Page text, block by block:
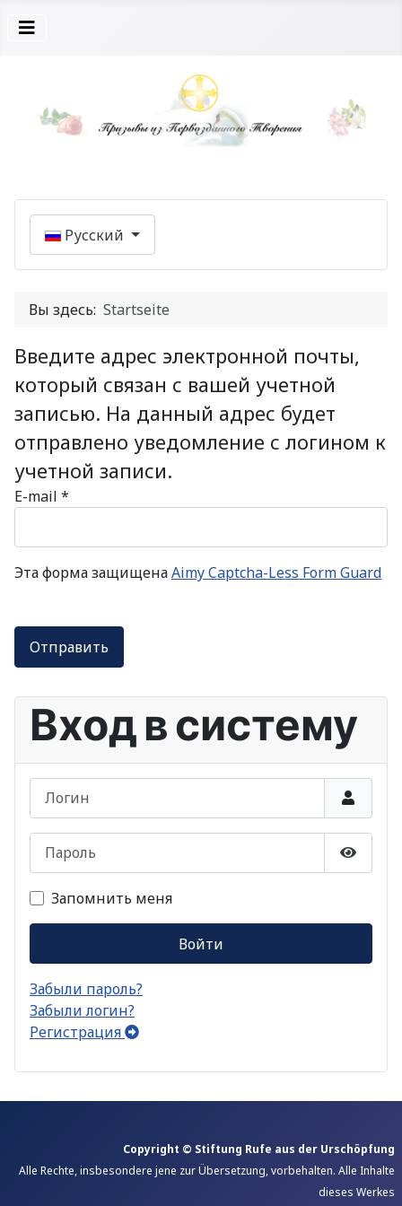
Русский
Вы здесь: Startseite
Введите адрес электронной почты,
который связан с вашей учетной
записью. На данный адрес будет
отправлено уведомление с логином к
учетной записи.
E-mail *
Эта форма защищенаAimy Captcha-Less Form Guard
Отправить
Вход в систему
Логин
Пароль
Запомнить меня
Войти
Забыли пароль?
Забыли логин?
Регистрация
Copyright © Stiftung Rufe aus der Urschöpfung
Alle Rechte, insbesondere jene zur Übersetzung, vorbehalten. Alle Inhalte
dieses Werkes